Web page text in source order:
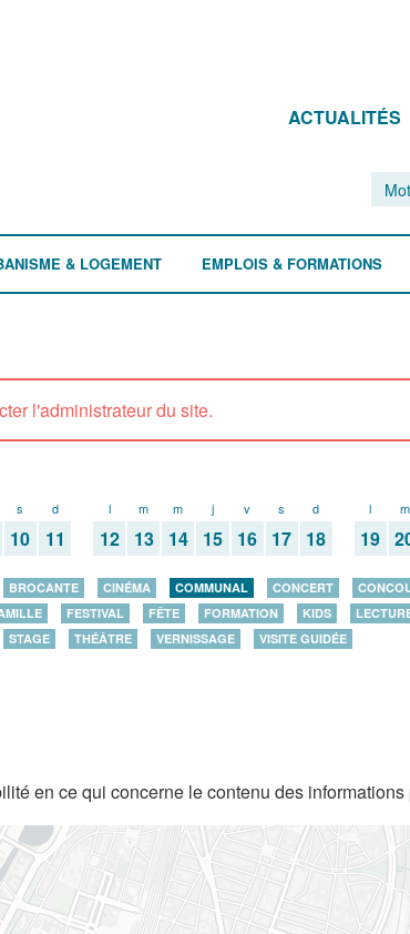
ACTUALITÉS
& LOGEMENT EMPLOIS & FORMATIONS
l'administrateur du site.
s
10
d
11
l
12
m
13
m
14
j
15
v
16
s
17
d
18
l
19
m
BROCANTE CINÉMA COMMUNAL CONCERT
FESTIVAL FÊTE FORMATION KIDS
STAGE THÉÂTRE VERNISSAGE VISITE GUIDÉE
en ce qui concerne le contenu des informations